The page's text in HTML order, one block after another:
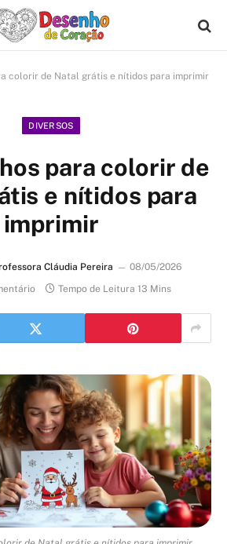
colorir de Natal grátis e nítidos para imprimir
DIVERSOS
para colorir de
e nítidos para
imprimir
Cláudia Pereira
08/05/2026
Tempo de Leitura 13 Mins